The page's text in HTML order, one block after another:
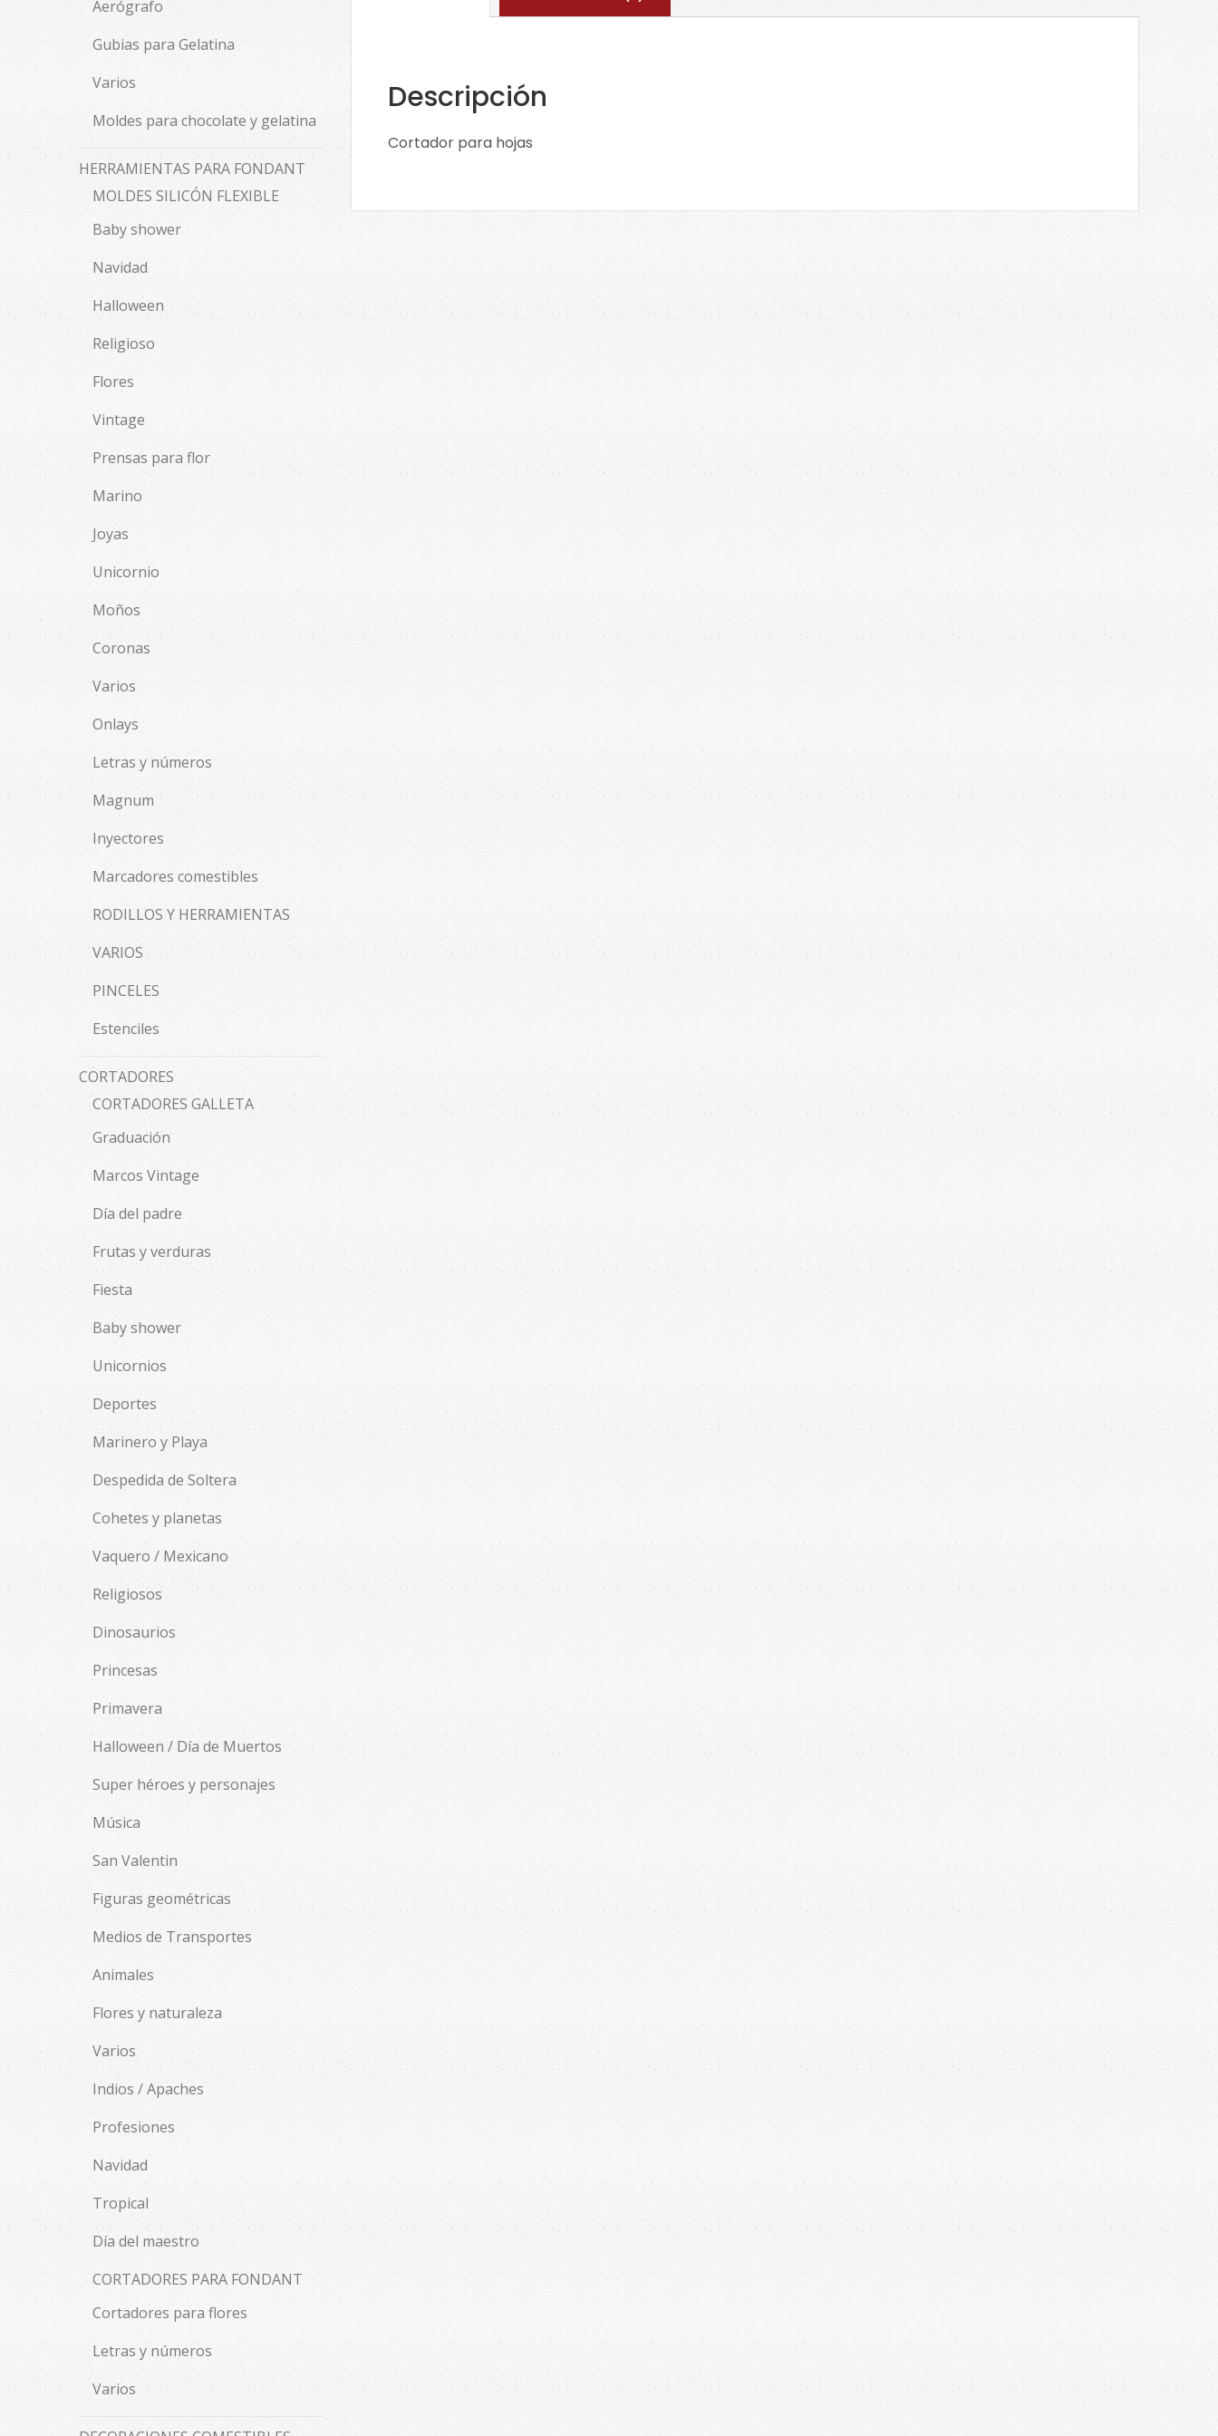
Descripción
Cortador para hojas
Aerógrafo
Gubias para Gelatina
Varios
Moldes para chocolate y gelatina
HERRAMIENTAS PARA FONDANT
MOLDES SILICÓN FLEXIBLE
Baby shower
Navidad
Halloween
Religioso
Flores
Vintage
Prensas para flor
Marino
Joyas
Unicornio
Moños
Coronas
Varios
Onlays
Letras y números
Magnum
Inyectores
Marcadores comestibles
RODILLOS Y HERRAMIENTAS
VARIOS
PINCELES
Estenciles
CORTADORES
CORTADORES GALLETA
Graduación
Marcos Vintage
Día del padre
Frutas y verduras
Fiesta
Baby shower
Unicornios
Deportes
Marinero y Playa
Despedida de Soltera
Cohetes y planetas
Vaquero / Mexicano
Religiosos
Dinosaurios
Princesas
Primavera
Halloween / Día de Muertos
Super héroes y personajes
Música
San Valentin
Figuras geométricas
Medios de Transportes
Animales
Flores y naturaleza
Varios
Indios / Apaches
Profesiones
Navidad
Tropical
Día del maestro
CORTADORES PARA FONDANT
Cortadores para flores
Letras y números
Varios